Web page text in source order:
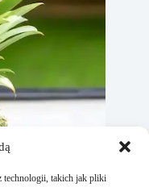
technologii, takich jak pliki